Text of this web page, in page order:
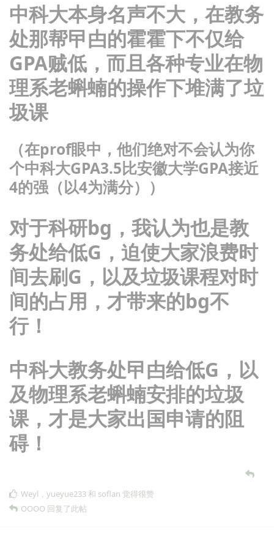
中科大本身名声不大，在教务
处那帮曱甴的霍霍下不仅给
GPA贼低，而且各种专业在物
理系老蝌蝻的操作下堆满了垃
圾课
（在prof眼中，他们绝对不会认为你
个中科大GPA3.5比安徽大学GPA接近
4的强（以4为满分））
对于科研bg，我认为也是教
务处给低G，迫使大家浪费时
间去刷G，以及垃圾课程对时
间的占用，才带来的bg不
行！
中科大教务处曱甴给低G，以
及物理系老蝌蝻安排的垃圾
课，才是大家出国申请的阻
碍！
Weyl ， yueyue233和 soflan 觉得很赞
OOOO 回复了此帖